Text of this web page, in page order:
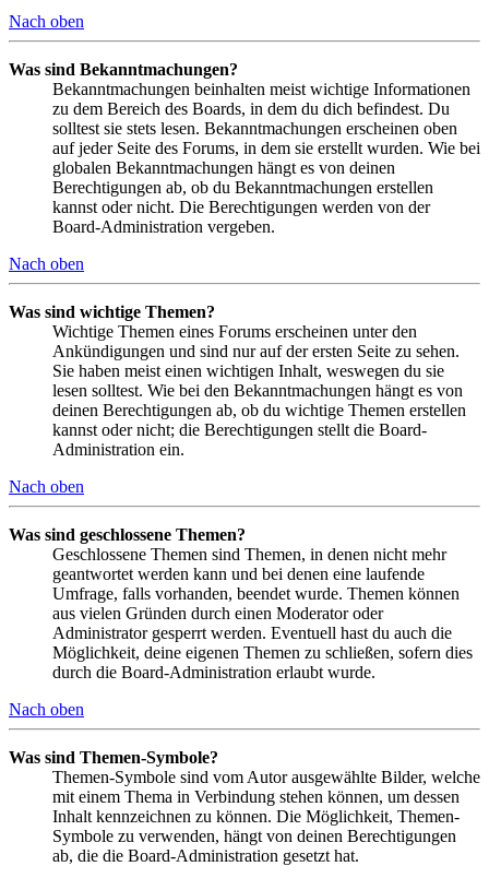
Nach oben
Was sind Bekanntmachungen?
Bekanntmachungen beinhalten meist wichtige Informationen
zu dem Bereich des Boards, in dem du dich befindest. Du
solltest sie stets lesen. Bekanntmachungen erscheinen oben
auf jeder Seite des Forums, in dem sie erstellt wurden. Wie bei
globalen Bekanntmachungen hängt es von deinen
Berechtigungen ab, ob du Bekanntmachungen erstellen
kannst oder nicht. Die Berechtigungen werden von der
Board-Administration vergeben.
Nach oben
Was sind wichtige Themen?
Wichtige Themen eines Forums erscheinen unter den
Ankündigungen und sind nur auf der ersten Seite zu sehen.
Sie haben meist einen wichtigen Inhalt, weswegen du sie
lesen solltest. Wie bei den Bekanntmachungen hängt es von
deinen Berechtigungen ab, ob du wichtige Themen erstellen
kannst oder nicht; die Berechtigungen stellt die Board-
Administration ein.
Nach oben
Was sind geschlossene Themen?
Geschlossene Themen sind Themen, in denen nicht mehr
geantwortet werden kann und bei denen eine laufende
Umfrage, falls vorhanden, beendet wurde. Themen können
aus vielen Gründen durch einen Moderator oder
Administrator gesperrt werden. Eventuell hast du auch die
Möglichkeit, deine eigenen Themen zu schließen, sofern dies
durch die Board-Administration erlaubt wurde.
Nach oben
Was sind Themen-Symbole?
Themen-Symbole sind vom Autor ausgewählte Bilder, welche
mit einem Thema in Verbindung stehen können, um dessen
Inhalt kennzeichnen zu können. Die Möglichkeit, Themen-
Symbole zu verwenden, hängt von deinen Berechtigungen
ab, die die Board-Administration gesetzt hat.